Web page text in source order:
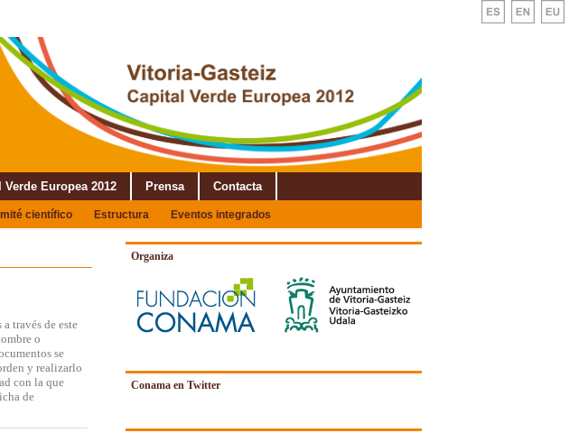
Verde Europea 2012 Prensa Contacta
científico Estructura Eventos integrados
Organiza
Conama en Twitter
través de este
o
se
y realizarlo
con la que
de